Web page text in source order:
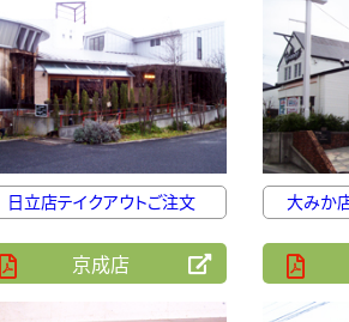
日立店テイクアウトご注文 大みか
京成店